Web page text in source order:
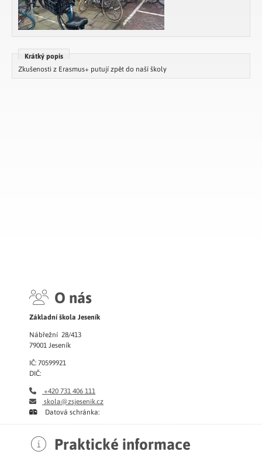
Krátký popis
Zkušenosti z Erasmus+ putují zpět do naší školy
O nás
Základní škola Jeseník
Nábřežní 28/413
79001 Jeseník
IČ: 70599921
DIČ:
+420 731 406 111
skola@zsjesenik.cz
Datová schránka:
Praktické informace